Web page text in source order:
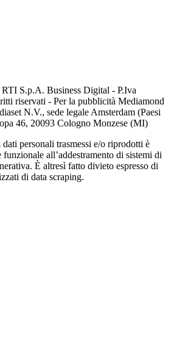
RTI S.p.A. Business Digital - P.Iva
riservati - Per la pubblicità Mediamond
N.V., sede legale Amsterdam (Paesi
46, 20093 Cologno Monzese (MI)
personali trasmessi e/o riprodotti è
all’addestramento di sistemi di
È altresì fatto divieto espresso di
di data scraping.